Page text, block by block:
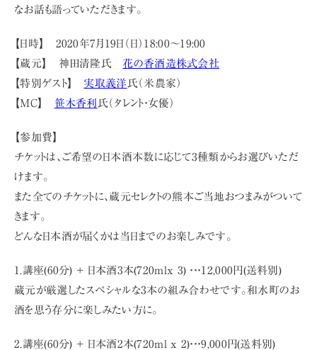
なお話も語っていただきます。
【日時】 2020年7月19日（日）18:00〜19:00
【蔵元】 神田清隆氏花の香酒造株式会社
【特別ゲスト】 実取義洋 氏（米農家）
【MC】 笹木香利 氏（タレント・女優）
【参加費】
チケットは、ご希望の日本酒本数に応じて3種類からお選びいただ
けます。
また全てのチケットに、蔵元セレクトの熊本ご当地おつまみがついて
きます。
どんな日本酒が届くかは当日までのお楽しみです。
1. 講座(60分) + 日本酒3本(720mlx 3) ・・・12 ,000 円(送料別)
蔵元が厳選したスペシャルな3本の組み合わせです。和水町のお
酒を思う存分に楽しみたい方に。
2. 講座(60分) + 日本酒2本(720ml x 2)・・・9 000 円(送料別)